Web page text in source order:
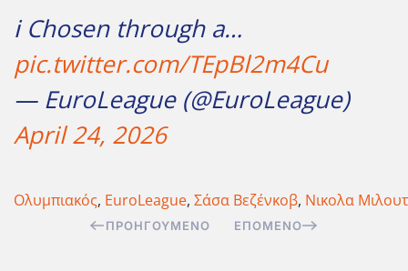
ℹ️ Chosen through a…
pic.twitter.com/TEpBl2m4Cu
— EuroLeague (@EuroLeague)
April 24, 2026
Ολυμπιακός, EuroLeague, Σάσα Βεζένκοβ, Νικολα
ΠΡΟΗΓΟΎΜΕΝΟ ΕΠΌΜΕΝΟ